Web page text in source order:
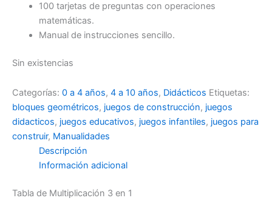
100 tarjetas de preguntas con operaciones
matemáticas.
Manual de instrucciones sencillo.
Sin existencias
Categorías: 0 a 4 años, 4 a 10 años, Didácticos Etiquetas:
bloques geométricos, juegos de construcción, juegos
didacticos, juegos educativos, juegos infantiles, juegos para
construir, Manualidades
Descripción
Información adicional
Tabla de Multiplicación 3 en 1